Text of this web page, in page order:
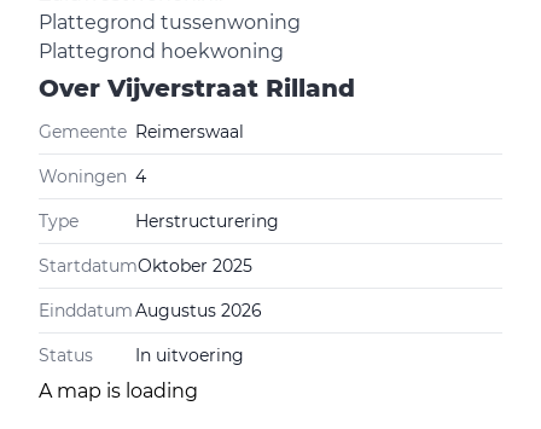
Plattegrond tussenwoning
Plattegrond hoekwoning
Over Vijverstraat Rilland
Gemeente Reimerswaal
Woningen 4
Type Herstructurering
StartdatumOktober 2025
EinddatumAugustus 2026
Status In uitvoering
A map is loading